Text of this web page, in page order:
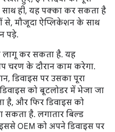
ही, यह पक्का कर सकता है
से, मौजूदा ऐप्लिकेशन के साथ
पड़े.
लागू कर सकता है. यह
चरण के दौरान काम करेगा.
डिवाइस पर उसका पूरा
को बूटलोडर में भेजा जा
है, और फिर डिवाइस को
सकता है. लगातार बिल्ड
OEM को अपने डिवाइस पर